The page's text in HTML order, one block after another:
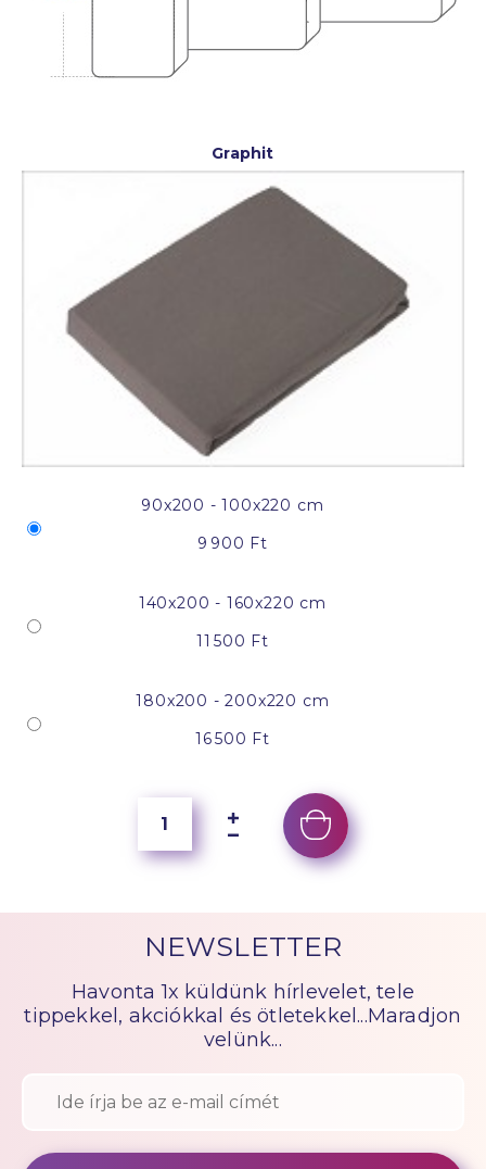
Graphit
90x200 - 100x220 cm
9 900 Ft
140x200 - 160x220 cm
11 500 Ft
180x200 - 200x220 cm
16 500 Ft
NEWSLETTER
Havonta 1x küldünk hírlevelet, tele
tippekkel, akciókkal és ötletekkel...Maradjon
velünk...